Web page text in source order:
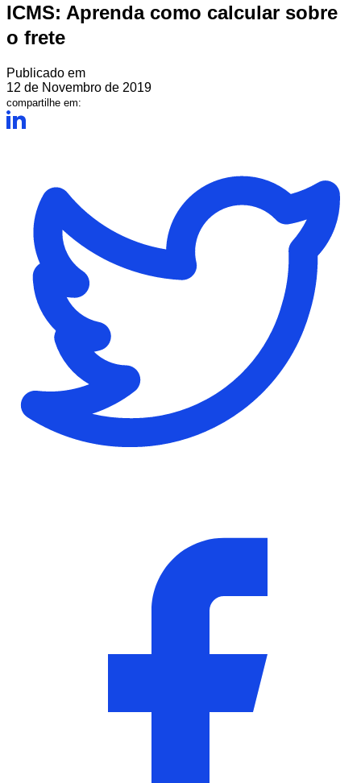
ICMS: Aprenda como calcular sobre
o frete
Publicado em
12 de Novembro de 2019
compartilhe em: